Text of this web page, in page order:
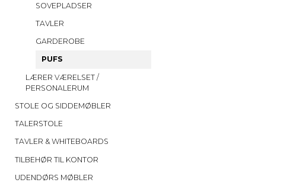
SOVEPLADSER
TAVLER
GARDEROBE
PUFS
LÆRER VÆRELSET /
PERSONALERUM
STOLE OG SIDDEMØBLER
TALERSTOLE
TAVLER & WHITEBOARDS
TILBEHØR TIL KONTOR
UDENDØRS MØBLER